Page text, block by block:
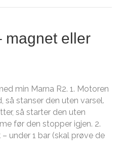
magnet eller
min Marna R2. 1. Motoren
så stanser den uten varsel.
så starter den uten
før den stopper igjen. 2.
under 1 bar (skal prøve de